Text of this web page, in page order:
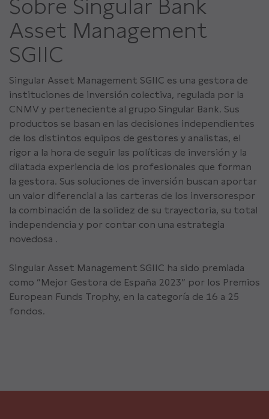
Sobre Singular Bank
Asset Management
SGIIC
Singular Asset Management SGIIC es una gestora de
instituciones de inversión colectiva, regulada por la
CNMV y perteneciente al grupo Singular Bank. Sus
productos se basan en las decisiones independientes
de los distintos equipos de gestores y analistas, el
rigor a la hora de seguir las políticas de inversión y la
dilatada experiencia de los profesionales que forman
la gestora. Sus soluciones de inversión buscan aportar
un valor diferencial a las carteras de los inversorespor
la combinación de la solidez de su trayectoria, su total
independencia y por contar con una estrategia
novedosa .
Singular Asset Management SGIIC ha sido premiada
como “Mejor Gestora de España 2023” por los Premios
European Funds Trophy, en la categoría de 16 a 25
fondos.